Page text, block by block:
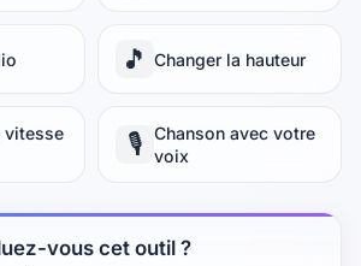
🎵 Changer la hauteur
vitesse
🎙️ Chanson avec votre
voix
vous cet outil ?